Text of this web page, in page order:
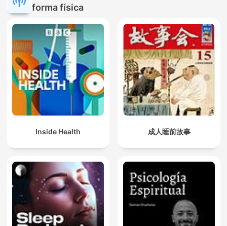
forma física
Inside Health 成人睡前故事